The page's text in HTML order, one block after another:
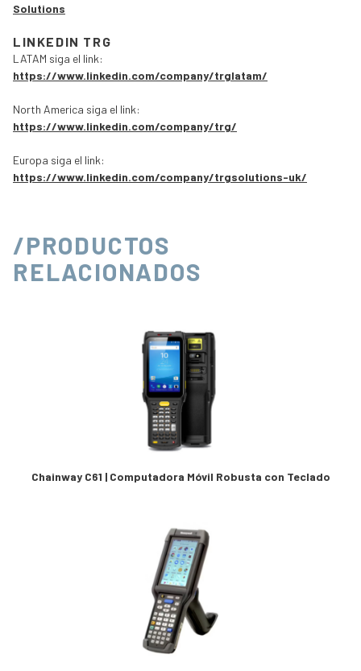
Solutions
LINKEDIN TRG
LATAM siga el link:
https://www.linkedin.com/company/trglatam/
North America siga el link:
https://www.linkedin.com/company/trg/
Europa siga el link:
https://www.linkedin.com/company/trgsolutions-uk/
/PRODUCTOS
RELACIONADOS
Chainway C61 | Computadora Móvil Robusta con Teclado